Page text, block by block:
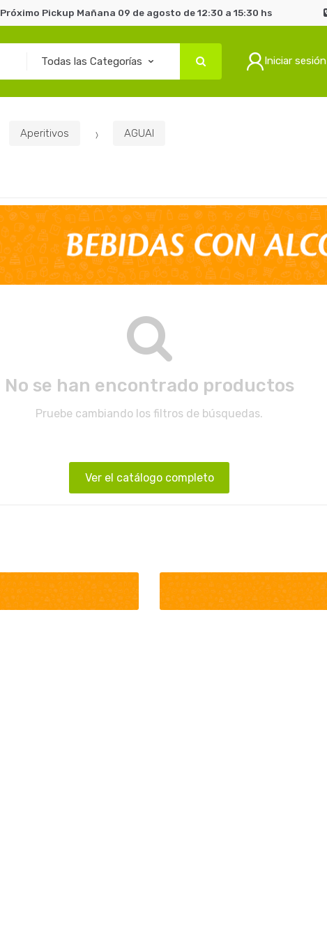
Próximo Pickup Mañana 09 de agosto de 12:30 a 15:30 hs
Iniciar sesión
Aperitivos AGUAI
No se han encontrado productos
Pruebe cambiando los filtros de búsquedas.
Ver el catálogo completo